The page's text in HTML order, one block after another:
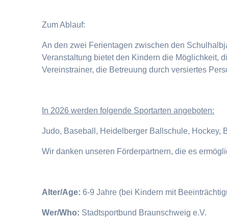
Zum Ablauf:
An den zwei Ferientagen zwischen den
Veranstaltung bietet den Kindern die Möglichkeit,
Vereinstrainer, die Betreuung durch versiertes
n 2026 werden folgende Sportarten angeboten:
Judo, Baseball, Heidelberger Ballschule, Hockey,
Wir danken unseren Förderpartnern, die es
Alter/Age:6-9 Jahre (bei Kindern mit
Wer/Who: Stadtsportbund Braunschweig e.V.